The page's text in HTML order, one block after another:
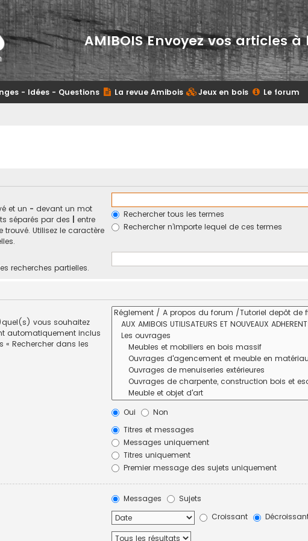
AMIBOIS Envoyez vos articles
- Idées - Questions La revue Amibois Jeux en bois Le forum
et un - devant un mot
séparés par des
entre
Utilisez le caractère
Rechercher tous les termes
Rechercher n’importe lequel de ces termes
recherches partielles.
vous souhaitez
automatiquement inclus
« Rechercher dans les
Oui
Non
Titres et messages
Messages uniquement
Titres uniquement
Premier message des sujets uniquement
Messages
Sujets
Croissant